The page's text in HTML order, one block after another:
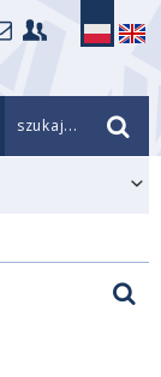
szukaj...